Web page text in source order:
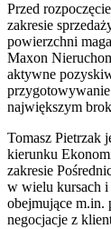
Przed
zakresie
powierzchni
Maxon
aktywne
przygotowywanie
największym
Tomasz Pietrzak
kierunku
zakresie
w wielu kursach i
obejmujące m.in.
negocjacje z